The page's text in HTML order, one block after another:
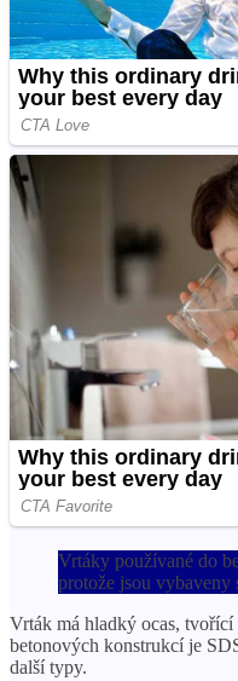
Vrtáky používané do
protože jsou vybaveny
Vrták má hladký ocas,
betonových konstrukcí je
další typy.